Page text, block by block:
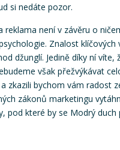
si nedáte pozor.
reklama není v závěru o
Znalost klíčových
džunglí. Jedině díky ní víte,
však přežvýkávat
zkazili bychom vám radost
zákonů marketingu
pod které by se Modrý duch